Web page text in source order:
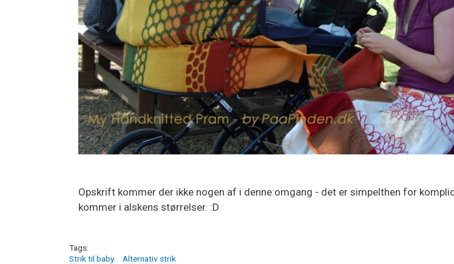
Opskrift kommer der ikke nogen af i denne omgang - det er simpelthen for
kommer i alskens størrelser. :D
Tags
Strik til baby
Alternativ strik